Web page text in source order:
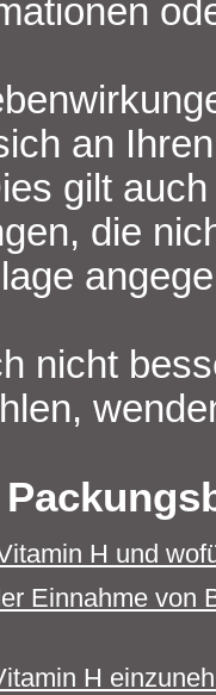
an
gilt
die
nicht
H und
Einnahme von
H